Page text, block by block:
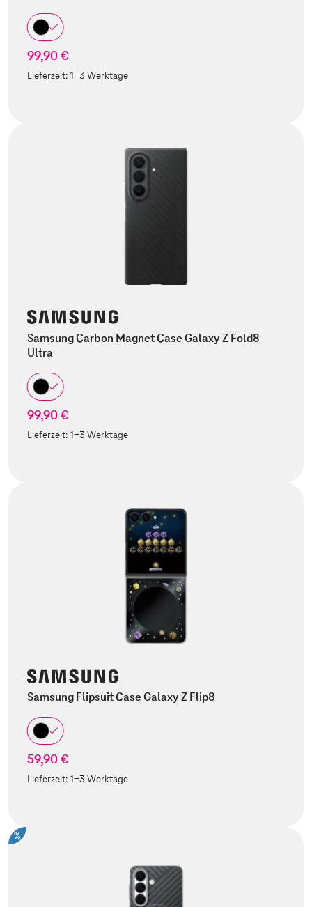
99,90 €
Lieferzeit:1-3 Werktage
Samsung Carbon Magnet Case Galaxy Z Fold8
Ultra
99,90 €
Lieferzeit:1-3 Werktage
Samsung Flipsuit Case Galaxy Z Flip8
59,90 €
Lieferzeit:1-3 Werktage
%